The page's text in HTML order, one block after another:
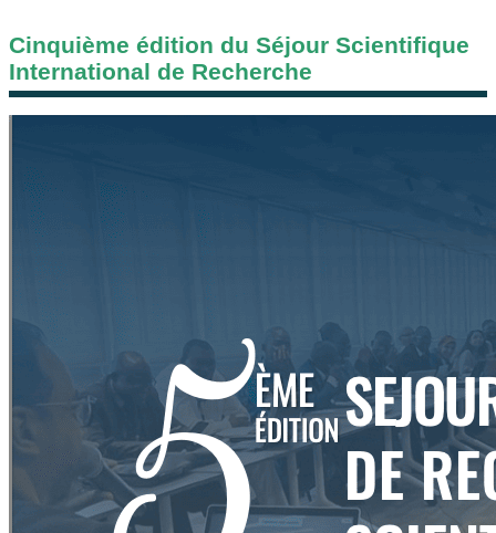
Cinquième édition du Séjour Scientifique
International de Recherche